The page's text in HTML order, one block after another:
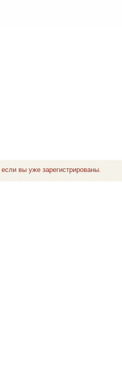
если вы уже зарегистрированы.